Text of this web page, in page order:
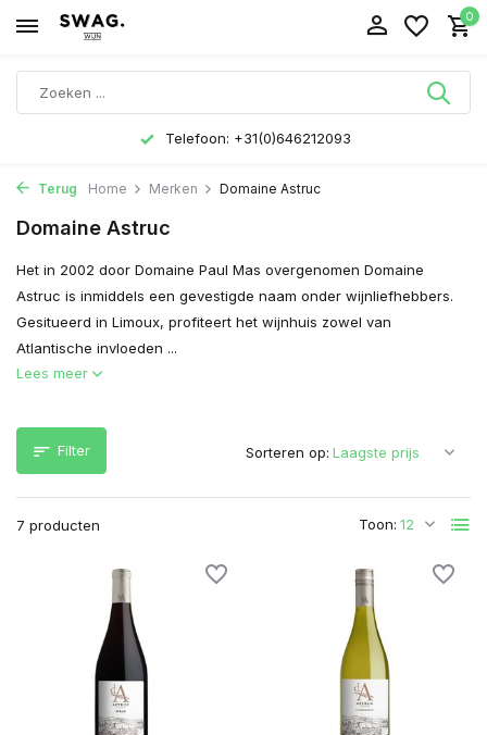
0
Telefoon: +31(0)646212093
Terug Home Merken Domaine Astruc
Domaine Astruc
Het in 2002 door Domaine Paul Mas overgenomen Domaine
Astruc is inmiddels een gevestigde naam onder wijnliefhebbers.
Gesitueerd in Limoux, profiteert het wijnhuis zowel van
Atlantische invloeden ...
Lees meer
Filter
7 producten Toon:
Sorteren op: